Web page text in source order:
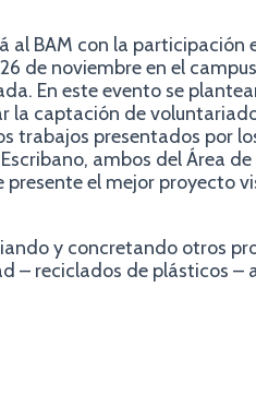
al BAM con la participación
de noviembre en el
En este evento se
la captación de
trabajos presentados por
ambos del Área
presente el mejor proyecto
y concretando otros
– reciclados de plásticos –